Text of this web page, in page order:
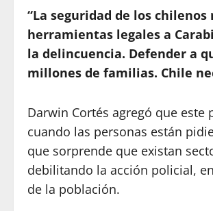
“La seguridad de los
herramientas legales a
la delincuencia. Defender a
millones de familias. Chile
Darwin Cortés agregó que
cuando las personas están
que sorprende que existan
debilitando la acción policial,
de la población.